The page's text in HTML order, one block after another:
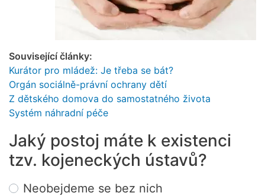
Související články:
Kurátor pro mládež: Je třeba se bát?
Orgán sociálně-právní ochrany dětí
Z dětského domova do samostatného života
Systém náhradní péče
Jaký postoj máte k existenci
tzv. kojeneckých ústavů?
Choices
Neobejdeme se bez nich